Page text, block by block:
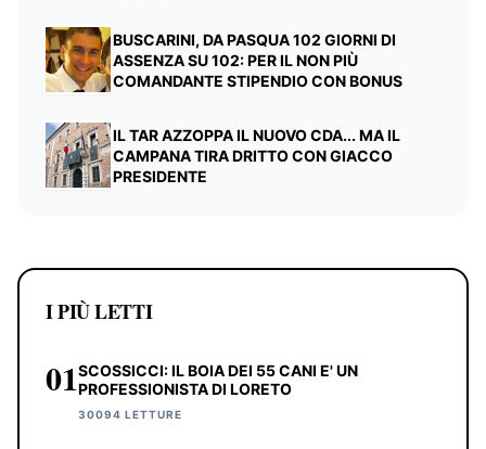
BUSCARINI, DA PASQUA 102 GIORNI DI
ASSENZA SU 102: PER IL NON PIÙ
COMANDANTE STIPENDIO CON BONUS
IL TAR AZZOPPA IL NUOVO CDA... MA IL
CAMPANA TIRA DRITTO CON GIACCO
PRESIDENTE
I PIÙ LETTI
01SCOSSICCI: IL BOIA DEI 55 CANI E' UN
PROFESSIONISTA DI LORETO
30094 LETTURE